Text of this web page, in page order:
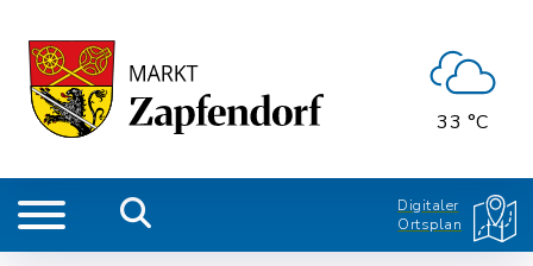
33 °C
Digitaler
Ortsplan